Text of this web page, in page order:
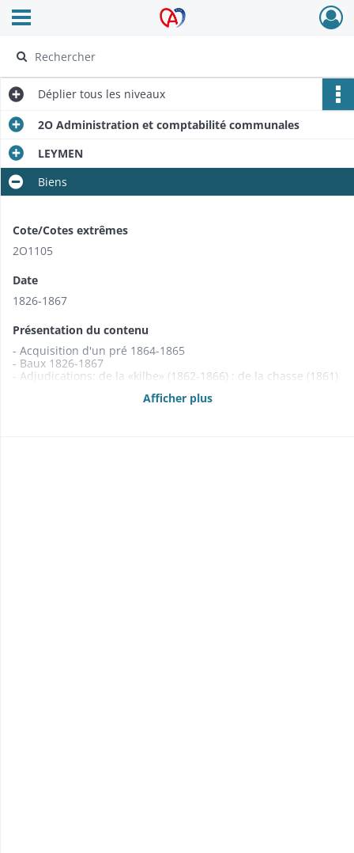
Archives Alsace - Colmar
Ouvrir le menu déroulant
Déplier tous les niveaux
2O Administration et comptabilité communales
LEYMEN
Biens
Cote/Cotes extrêmes
2O1105
Date
1826-1867
Présentation du contenu
- Acquisition d'un pré 1864-1865
- Baux 1826-1867
- Adjudications: de la «kilbe» (1862-1866) ; de la chasse (1861)
- Etats des propriétés foncières, rentes et créances mobilières
Afficher plus